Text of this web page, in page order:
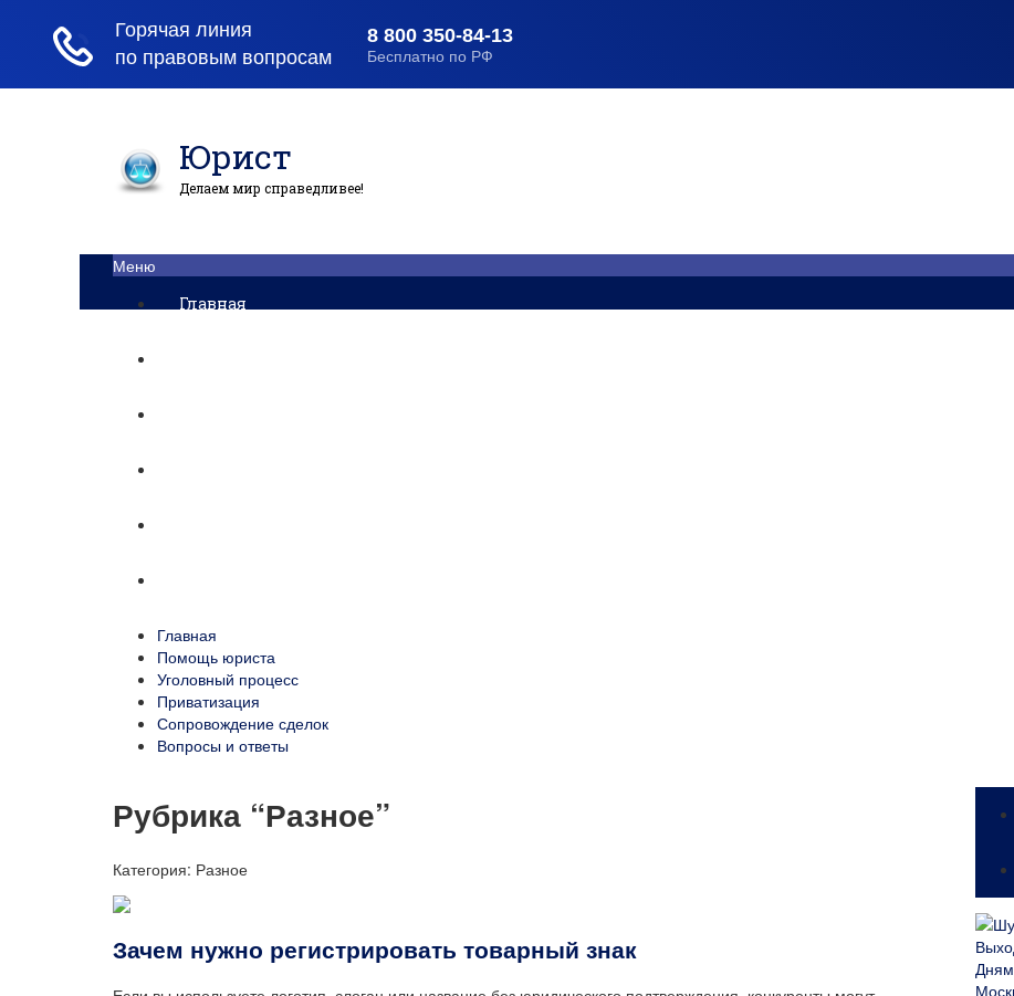
Юрист
Делаем мир справедливее!
Меню
Главная
Главная
Помощь юриста
Уголовный процесс
Приватизация
Сопровождение сделок
Вопросы и ответы
Рубрика “Разное”
Категория: Разное
Зачем нужно регистрировать товарный знак